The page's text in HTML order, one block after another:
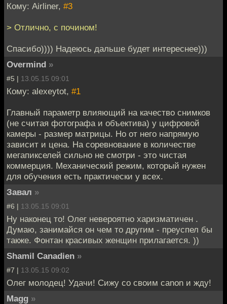
Кому: Airliner, #3
> Отлично, с почином!
Спасибо)))) Надеюсь дальше будет интереснее)))
Overmind »
#5 | 13.05.15 09:01
Кому: alexeytot, #1
Главный параметр влияющий на качество снимков
(не считая фотографа и объектива) у цифровой
камеры - размер матрицы. Но от него напрямую
зависит и цена. На соревнование в количестве
мегапикселей сильно не смотри - это чистая
коммерция. Механический режим, который нужен
для обучения есть практически у всех.
Завал »
#6 | 13.05.15 09:01
Ну наконец то! Олег невероятно харизматичен .
Думаю, занимайся он чем то другим - преуспел бы
также. Фонтан красивых женщин прилагается. ))
Shamil Canadien »
#7 | 13.05.15 09:02
Олег молодец! Удачи! Сижу со своим canon и жду!
Magg »